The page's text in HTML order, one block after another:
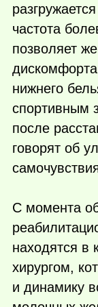
частота
позволяет
нижнего
спортивным
после
говорят об
С момента
находятся в
хирургом,
и динамику